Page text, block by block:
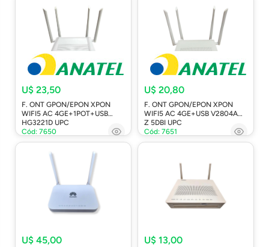
U$ 23,50
F. ONT GPON/EPON XPON
WIFI5 AC 4GE+1POT+USB
HG3221D UPC
Cód: 7650
U$ 20,80
F. ONT GPON/EPON XPON
WIFI5 AC 4GE+USB V2804AC-
Z 5DBI UPC
Cód: 7651
U$ 45,00 U$ 13,00